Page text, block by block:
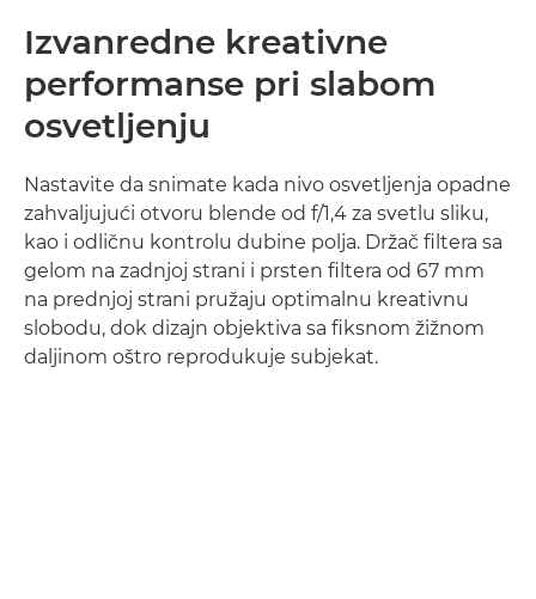
Izvanredne kreativne
performanse pri slabom
osvetljenju
Nastavite da snimate kada nivo osvetljenja opadne
zahvaljujući otvoru blende od f/1,4 za svetlu sliku,
kao i odličnu kontrolu dubine polja. Držač filtera sa
gelom na zadnjoj strani i prsten filtera od 67 mm
na prednjoj strani pružaju optimalnu kreativnu
slobodu, dok dizajn objektiva sa fiksnom žižnom
daljinom oštro reprodukuje subjekat.